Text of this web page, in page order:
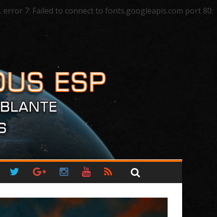
7: Failed to connect to fonts.googleapis.com port 80: